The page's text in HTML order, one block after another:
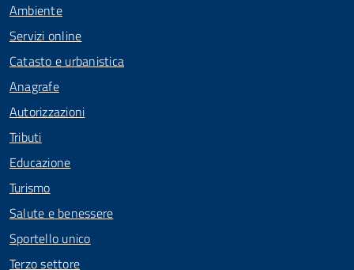
Ambiente
Servizi online
Catasto e urbanistica
Anagrafe
Autorizzazioni
Tributi
Educazione
Turismo
Salute e benessere
Sportello unico
Terzo settore